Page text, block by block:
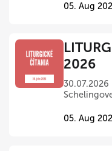
05. Aug
2026
05. Aug